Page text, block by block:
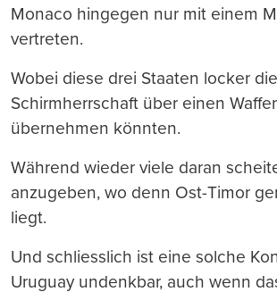
Monaco hingegen nur mit einem
vertreten.
Wobei diese drei Staaten locker die
Schirmherrschaft über einen
übernehmen könnten.
Während wieder viele daran
anzugeben, wo denn Ost-Timor
liegt.
Und schliesslich ist eine solche
Uruguay undenkbar, auch wenn